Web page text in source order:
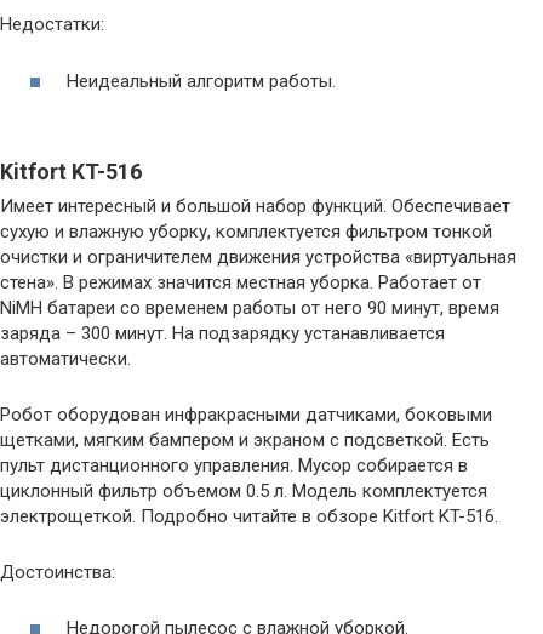
Недостатки:
Неидеальный алгоритм работы.
Kitfort KT-516
Имеет интересный и большой набор функций. Обеспечивает
сухую и влажную уборку, комплектуется фильтром тонкой
очистки и ограничителем движения устройства «виртуальная
стена». В режимах значится местная уборка. Работает от
NiMH батареи со временем работы от него 90 минут, время
заряда – 300 минут. На подзарядку устанавливается
автоматически.
Робот оборудован инфракрасными датчиками, боковыми
щетками, мягким бампером и экраном с подсветкой. Есть
пульт дистанционного управления. Мусор собирается в
циклонный фильтр объемом 0.5 л. Модель комплектуется
электрощеткой. Подробно читайте в обзоре Kitfort KT-516.
Достоинства:
Недорогой пылесос с влажной уборкой.